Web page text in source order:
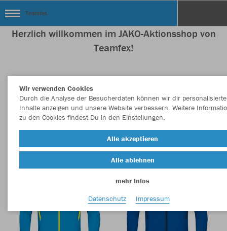
Teamfex
Herzlich willkommen im JAKO-Aktionsshop von
Teamfex!
Nachhaltig Farbe
Wir verwenden Cookies
Durch die Analyse der Besucherdaten können wir dir personalisierte
Inhalte anzeigen und unsere Website verbessern. Weitere
zu den Cookies findest Du in den Einstellungen.
Alle akzeptieren
Alle ablehnen
mehr Infos
Datenschutz
Impressum